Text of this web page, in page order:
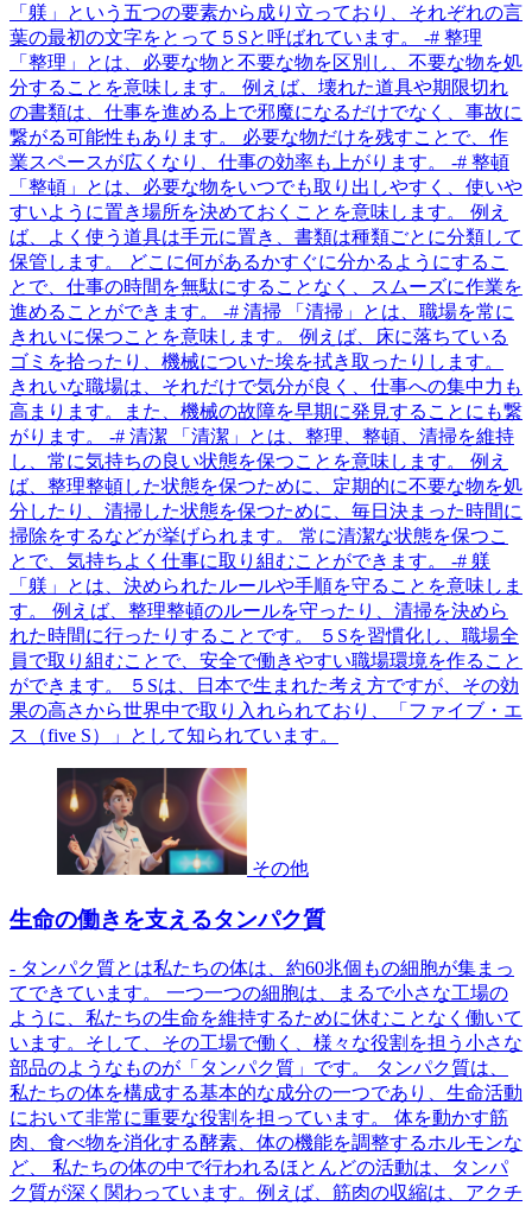
「躾」という五つの要素から成り立っており、それぞれの言
葉の最初の文字をとって５Sと呼ばれています。 -# 整理
「整理」とは、必要な物と不要な物を区別し、不要な物を処
分することを意味します。 例えば、壊れた道具や期限切れ
の書類は、仕事を進める上で邪魔になるだけでなく、事故に
繋がる可能性もあります。 必要な物だけを残すことで、作
業スペースが広くなり、仕事の効率も上がります。 -# 整頓
「整頓」とは、必要な物をいつでも取り出しやすく、使いや
すいように置き場所を決めておくことを意味します。 例え
ば、よく使う道具は手元に置き、書類は種類ごとに分類して
保管します。 どこに何があるかすぐに分かるようにするこ
とで、仕事の時間を無駄にすることなく、スムーズに作業を
進めることができます。 -# 清掃 「清掃」とは、職場を常に
きれいに保つことを意味します。 例えば、床に落ちている
ゴミを拾ったり、機械についた埃を拭き取ったりします。
きれいな職場は、それだけで気分が良く、仕事への集中力も
高まります。また、機械の故障を早期に発見することにも繋
がります。 -# 清潔 「清潔」とは、整理、整頓、清掃を維持
し、常に気持ちの良い状態を保つことを意味します。 例え
ば、整理整頓した状態を保つために、定期的に不要な物を処
分したり、清掃した状態を保つために、毎日決まった時間に
掃除をするなどが挙げられます。 常に清潔な状態を保つこ
とで、気持ちよく仕事に取り組むことができます。 -# 躾
「躾」とは、決められたルールや手順を守ることを意味しま
す。 例えば、整理整頓のルールを守ったり、清掃を決めら
れた時間に行ったりすることです。 ５Sを習慣化し、職場全
員で取り組むことで、安全で働きやすい職場環境を作ること
ができます。 ５Sは、日本で生まれた考え方ですが、その効
果の高さから世界中で取り入れられており、「ファイブ・エ
ス（five S）」として知られています。
その他
生命の働きを支えるタンパク質
- タンパク質とは私たちの体は、約60兆個もの細胞が集まっ
てできています。 一つ一つの細胞は、まるで小さな工場の
ように、私たちの生命を維持するために休むことなく働いて
います。そして、その工場で働く、様々な役割を担う小さな
部品のようなものが「タンパク質」です。 タンパク質は、
私たちの体を構成する基本的な成分の一つであり、生命活動
において非常に重要な役割を担っています。 体を動かす筋
肉、食べ物を消化する酵素、体の機能を調整するホルモンな
ど、 私たちの体の中で行われるほとんどの活動は、タンパ
ク質が深く関わっています。例えば、筋肉の収縮は、アクチ